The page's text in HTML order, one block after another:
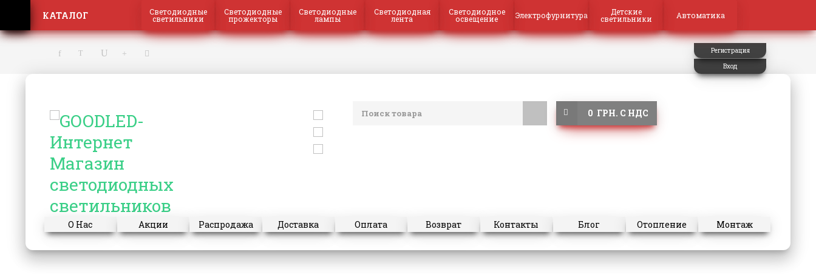
КАТАЛОГ Светодиодные
светильники
Светодиодные
прожекторы
Светодиодные
лампы
Светодиодная
лента
Светодиодное
освещение Электрофурнитура Детские
светильники Автоматика
Регистрация
Вход
0 ГРН. С НДС
О Нас Акции Распродажа Доставка Оплата Возврат Контакты Блог Отопление Монтаж